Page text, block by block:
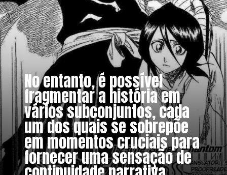
No entanto, é possível
fragmentar a história em
vários subconjuntos, cada
um dos quais se sobrepõe
em momentos cruciais para
fornecer uma sensação de